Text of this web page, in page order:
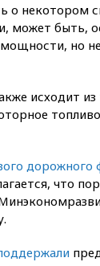
о некотором
может быть,
но
исходит
дорожного
что